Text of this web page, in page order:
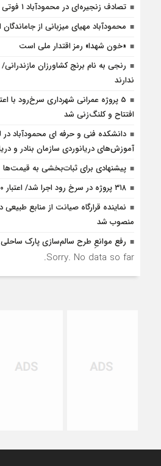
تصادف زنجیره‌ای در محمودآباد ۱ فوتی و ۳ مصدوم داشت
محمودآباد مهیای میزبانی از
«خون شهدا» رمز اقتدار ملی است
رنجی به نام برنج کشاورزان
ندارند
افتتاح و کلنگ‌زنی شد
دانشکده فنی و حرفه ای محمودآباد
آموزش‌های دریانوردی سازمان بنادر و
پیشنهادی برای ثبات‌بخشی به قیمت‌ها
۳۱۸ پروژه در سرخ رود اجرا شد/ اعتبار ۱۰۰۰ میلیاردی شهری
نماینده قرارگاه صیانت از منابع
منصوب شد
رفع موانع‌ِ طرح سالم‌سازی پارک
Sorry. No data so far.